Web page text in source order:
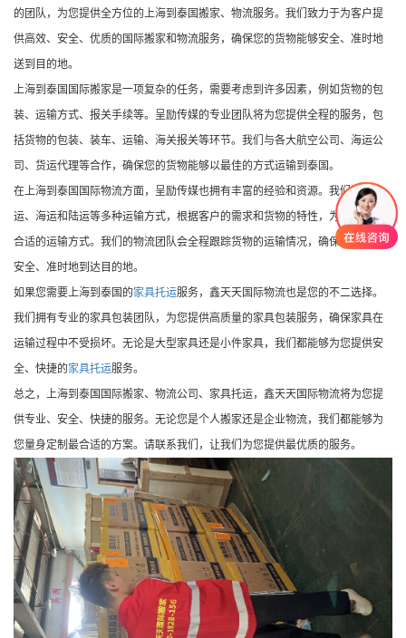
的团队，为您提供全方位的上海到泰国搬家、物流服务。我们致力于为客户提
供高效、安全、优质的国际搬家和物流服务，确保您的货物能够安全、准时地
送到目的地。
上海到泰国国际搬家是一项复杂的任务，需要考虑到许多因素，例如货物的包
装、运输方式、报关手续等。呈励传媒的专业团队将为您提供全程的服务，包
括货物的包装、装车、运输、海关报关等环节。我们与各大航空公司、海运公
司、货运代理等合作，确保您的货物能够以最佳的方式运输到泰国。
在上海到泰国国际物流方面，呈励传媒也拥有丰富的经验和资源。我们提供空
运、海运和陆运等多种运输方式，根据客户的需求和货物的特性，为您选择最
合适的运输方式。我们的物流团队会全程跟踪货物的运输情况，确保货物能够
安全、准时地到达目的地。
如果您需要上海到泰国的家具托运服务， 鑫天天国际物流也是您的不二选择。
我们拥有专业的家具包装团队，为您提供高质量的家具包装服务，确保家具在
运输过程中不受损坏。无论是大型家具还是小件家具，我们都能够为您提供安
全、快捷的家具托运服务。
总之，上海到泰国国际搬家、物流公司、家具托运， 鑫天天国际物流将为您提
供专业、安全、快捷的服务。无论您是个人搬家还是企业物流，我们都能够为
您量身定制最合适的方案。请联系我们，让我们为您提供最优质的服务。